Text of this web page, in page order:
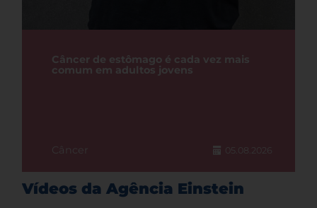
Câncer de estômago é cada vez mais
comum em adultos jovens
Câncer 05.08.2026
Vídeos da Agência Einstein